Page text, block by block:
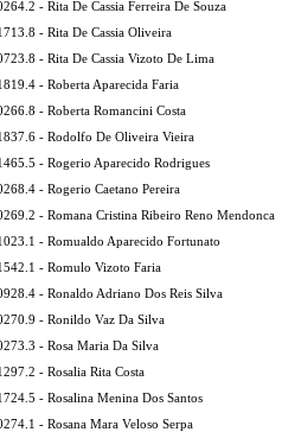
- Rita De Cassia Ferreira De Souza
- Rita De Cassia Oliveira
- Rita De Cassia Vizoto De Lima
- Roberta Aparecida Faria
- Roberta Romancini Costa
- Rodolfo De Oliveira Vieira
- Rogerio Aparecido Rodrigues
- Rogerio Caetano Pereira
- Romana Cristina Ribeiro Reno Mendonca
- Romualdo Aparecido Fortunato
- Romulo Vizoto Faria
- Ronaldo Adriano Dos Reis Silva
- Ronildo Vaz Da Silva
- Rosa Maria Da Silva
- Rosalia Rita Costa
- Rosalina Menina Dos Santos
- Rosana Mara Veloso Serpa